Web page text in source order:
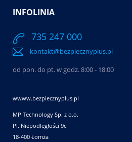
INFOLINIA
735 247 000
kontakt@bezpiecznyplus.pl
od pon. do pt. w godz. 8:00 - 18:00
wwww.bezpiecznyplus.pl
MP Technology Sp. z o.o.
Pl. Niepodległości 9c
18-400 Łomża